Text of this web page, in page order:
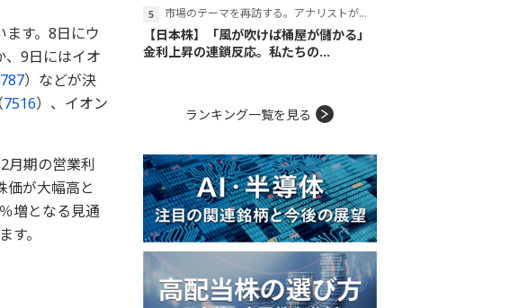
す。8日にウ
、9日にはイオ
）などが決
7516）、イオン
月期の営業利
価が大幅高と
増となる見通
。
市場のテーマを再訪する。アナリストが読み解くテーマの本質
【日本株】「風が吹けば桶屋が儲かる」
金利上昇の連鎖反応。私たちの...
ランキング一覧を見る